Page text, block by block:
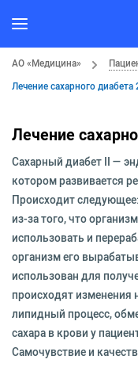
АО «Медицина»
Лечение сахарного диабета
Лечение
Сахарный диабет II —
котором развивается
Происходит
из-за того, что
использовать и
организм его
использован для
происходят изменения
липидный процесс,
сахара в крови у
Самочувствие и